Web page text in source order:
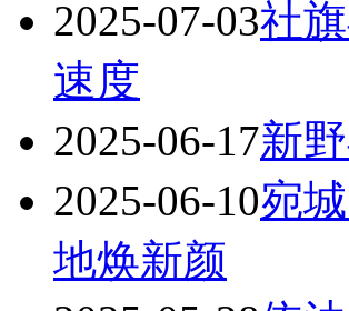
2025-07-03社
速度
2025-06-17新
2025-06-10宛
地焕新颜